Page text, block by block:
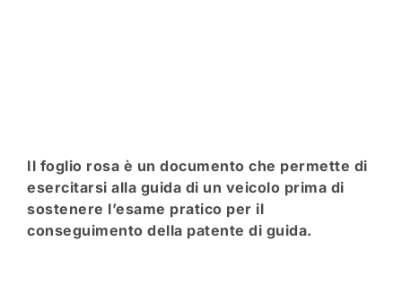
Il foglio rosa è un documento che permette di
esercitarsi alla guida di un veicolo prima di
sostenere l’esame pratico per il
conseguimento della patente di guida.